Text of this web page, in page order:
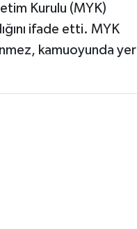
Kurulu (MYK)
ifade etti. MYK
kamuoyunda yer